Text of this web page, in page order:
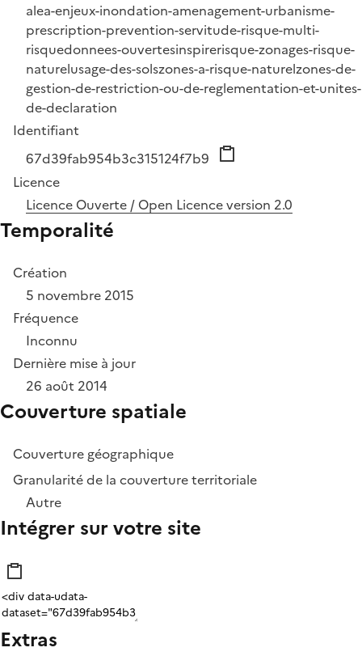
alea-enjeux-inondation-amenagement-urbanisme-
prescription-prevention-servitude-risque-multi-
risquedonnees-ouvertesinspirerisque-zonages-risque-
naturelusage-des-solszones-a-risque-naturelzones-de-
gestion-de-restriction-ou-de-reglementation-et-unites-
de-declaration
Identifiant
67d39fab954b3c315124f7b9
Licence
Licence Ouverte / Open Licence version 2.0
Temporalité
Création
5 novembre 2015
Fréquence
Inconnu
Dernière mise à jour
26 août 2014
Couverture spatiale
Couverture géographique
Granularité de la couverture territoriale
Autre
Intégrer sur votre site
Extras